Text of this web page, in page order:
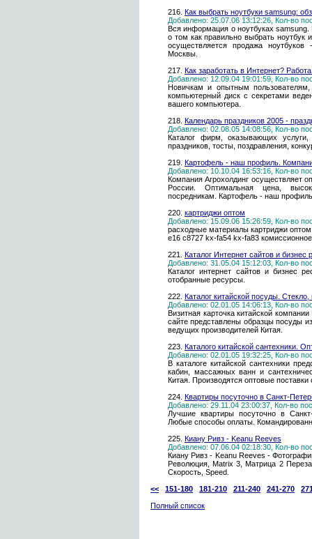
216. Как выбрать ноутбуки samsung:
Добавлено: 25.07.06 13:12:26, Кол-во
Вся информация о ноутбуках
о том как правильно выбрать ноутбук
осуществляется продажа
Москвы.
217. Как заработать в Интернет?
Добавлено: 12.09.04 19:01:59, Кол-во
Новичкам и опытным
компьютерный диск с секретами
вашего компьютера.
218. Календарь праздников 2005 -
Добавлено: 02.08.05 14:08:56, Кол-во
Каталог фирм, оказывающих
праздников, тосты, поздравления,
219. Картофель - наш профиль.
Добавлено: 10.10.04 16:53:16, Кол-во
Компания Агрохолдинг осуществляет
России. Оптимальная цена,
посредникам. Картофель - наш
220. картриджи оптом
Добавлено: 15.09.06 15:26:59, Кол-во
расходные материалы картриджи
e16 c8727 kx-fa54 kx-fa83
221. Каталог Интернет сайтов и
Добавлено: 31.05.04 15:12:03, Кол-во
Каталог интернет сайтов и бизнес
отобранные ресурсы.
222. Каталог китайской посуды.
Добавлено: 02.01.05 14:06:13, Кол-во
Визитная карточка китайской
сайте представлены образцы посуды
ведущих производителей Китая.
223. Каталого китайской сантехники.
Добавлено: 02.01.05 19:32:25, Кол-во
В каталоге китайской сантехники
кабин, массажных ванн и
Китая. Производятся оптовые
224. Квартиры посуточно в Санкт-
Добавлено: 29.11.04 23:00:37, Кол-во
Лучшие квартиры посуточно в
Любые способы оплаты.
225. Киану Ривз - Keanu Reeves
Добавлено: 07.06.04 02:18:30, Кол-во
Киану Ривз - Keanu Reeves -
Революция, Matrix 3, Матрица 2
Скорость, Speed.
<<
151-180 181-210 211-240 241-270
Полный список